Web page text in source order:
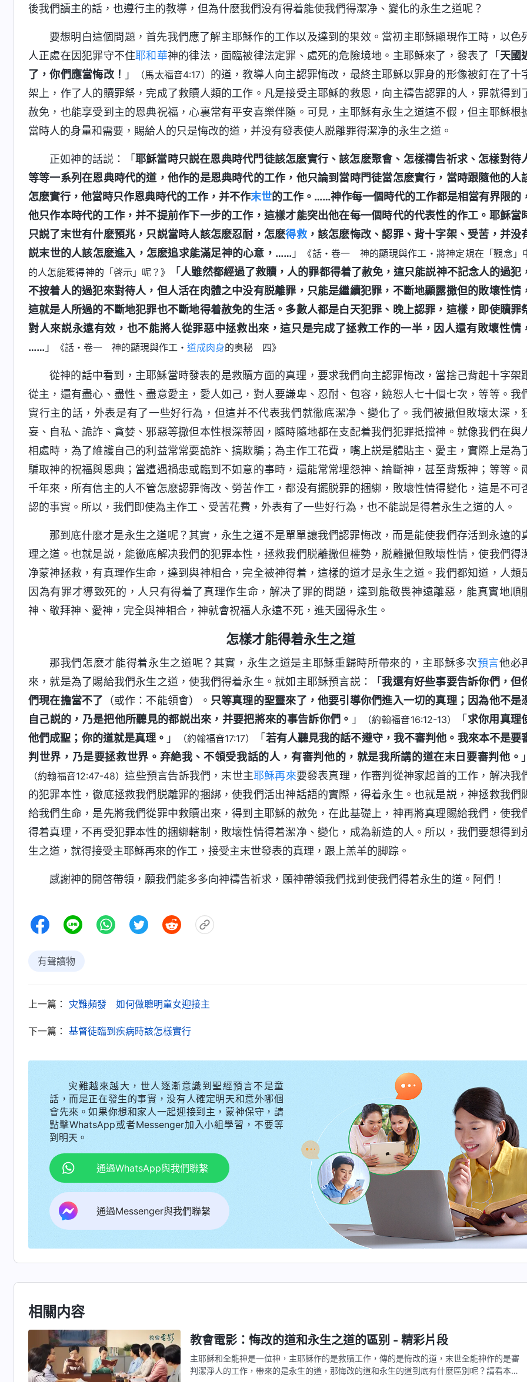
後我們讀主的話，也遵行主的教導，但為什麽我們没有得着能使我們得潔净、變化的永生之道呢？
要想明白這個問題，首先我們應了解主耶穌作的工作以及達到的果效。當初主耶穌顯現作工時，以色
人正處在因犯罪守不住耶和華神的律法，面臨被律法定罪、處死的危險境地。主耶穌來了，發表了「 天國
了，你們應當悔改！ 」 （馬太福音4:17） 的道，教導人向主認罪悔改，最終主耶穌以罪身的形像被釘在了十
架上，作了人的贖罪祭，完成了救贖人類的工作。凡是接受主耶穌的救恩，向主禱告認罪的人，罪就得到
赦免，也能享受到主的恩典祝福，心裏常有平安喜樂伴隨。可見，主耶穌有永生之道這不假，但主耶穌根
當時人的身量和需要，賜給人的只是悔改的道，并没有發表使人脱離罪得潔净的永生之道。
正如神的話説：「 耶穌當時只説在恩典時代門徒該怎麽實行、該怎麽聚會、怎樣禱告祈求、怎樣對待
等等一系列在恩典時代的道，他作的是恩典時代的工作，他只論到當時門徒當怎麽實行，當時跟隨他的人
怎麽實行，他當時只作恩典時代的工作，并不作末世的工作。……神作每一個時代的工作都是相當有界限的
他只作本時代的工作，并不提前作下一步的工作，這樣才能突出他在每一個時代的代表性的作工。耶穌當
只説了末世有什麽預兆，只説當時人該怎麽忍耐，怎麽得救，該怎麽悔改、認罪、背十字架、受苦，并没
説末世的人該怎麽進入，怎麽追求能滿足神的心意，……」
《話・卷一 神的顯現與作工・將神定規在「觀念」
的人怎能獲得神的「啓示」呢？》
「 人雖然都經過了救贖，人的罪都得着了赦免，這只能説神不記念人的過犯
不按着人的過犯來對待人，但人活在肉體之中没有脱離罪，只能是繼續犯罪，不斷地顯露撒但的敗壞性情
這就是人所過的不斷地犯罪也不斷地得着赦免的生活。多數人都是白天犯罪、晚上認罪，這樣，即使贖罪
對人來説永遠有效，也不能將人從罪惡中拯救出來，這只是完成了拯救工作的一半，因人還有敗壞性情
…… 」 《話・卷一 神的顯現與作工・ 道成肉身的奥秘 四》
從神的話中看到，主耶穌當時發表的是救贖方面的真理，要求我們向主認罪悔改，當捨己背起十字架
從主，還有盡心、盡性、盡意愛主，愛人如己，對人要謙卑、忍耐、包容，饒恕人七十個七次，等等。我
實行主的話，外表是有了一些好行為，但這并不代表我們就徹底潔净、變化了。我們被撒但敗壞太深，
妄、自私、詭詐、貪婪、邪惡等撒但本性根深蒂固，隨時隨地都在支配着我們犯罪抵擋神。就像我們在與
相處時，為了維護自己的利益常常耍詭詐、搞欺騙；為主作工花費，嘴上説是體貼主、愛主，實際上是為
騙取神的祝福與恩典；當遭遇禍患或臨到不如意的事時，還能常常埋怨神、論斷神，甚至背叛神；等等。
千年來，所有信主的人不管怎麽認罪悔改、勞苦作工，都没有擺脱罪的捆綁，敗壞性情得變化，這是不可
認的事實。所以，我們即使為主作工、受苦花費，外表有了一些好行為，也不能説是得着永生之道的人。
那到底什麽才是永生之道呢？其實，永生之道不是單單讓我們認罪悔改，而是能使我們存活到永遠的
理之道。也就是説，能徹底解决我們的犯罪本性，拯救我們脱離撒但權勢，脱離撒但敗壞性情，使我們得
净蒙神拯救，有真理作生命，達到與神相合，完全被神得着，這樣的道才是永生之道。我們都知道，人類
因為有罪才導致死的，人只有得着了真理作生命，解决了罪的問題，達到能敬畏神遠離惡，能真實地順
神、敬拜神、愛神，完全與神相合，神就會祝福人永遠不死，進天國得永生。
怎樣才能得着永生之道
那我們怎麽才能得着永生之道呢？其實，永生之道是主耶穌重歸時所帶來的，主耶穌多次預言他必
來，就是為了賜給我們永生之道，使我們得着永生。就如主耶穌預言説：「我還有好些事要告訴你們，但
們現在擔當不了 （或作：不能領會）。 只等真理的聖靈來了，他要引導你們進入一切的真理；因為他不是
自己説的，乃是把他所聽見的都説出來，并要把將來的事告訴你們。 」 （約翰福音16:12-13） 「 求你用真理
他們成聖；你的道就是真理。 」 （約翰福音17:17） 「 若有人聽見我的話不遵守，我不審判他。我來本不是要
判世界，乃是要拯救世界。弃絶我、不領受我話的人，有審判他的，就是我所講的道在末日要審判他。 」
（約翰福音12:47-48）這些預言告訴我們，末世主耶穌再來要發表真理，作審判從神家起首的工作，解决我
的犯罪本性，徹底拯救我們脱離罪的捆綁，使我們活出神話語的實際，得着永生。也就是説，神拯救我們
給我們生命，是先將我們從罪中救贖出來，得到主耶穌的赦免，在此基礎上，神再將真理賜給我們，使我
得着真理，不再受犯罪本性的捆綁轄制，敗壞性情得着潔净、變化，成為新造的人。所以，我們要想得到
生之道，就得接受主耶穌再來的作工，接受主末世發表的真理，跟上羔羊的脚踪。
感謝神的開啓帶領，願我們能多多向神禱告祈求，願神帶領我們找到使我們得着永生的道。阿們！
有聲讀物
上一篇： 灾難頻發 如何做聰明童女迎接主
下一篇： 基督徒臨到疾病時該怎樣實行
灾難越來越大，世人逐漸意識到聖經預言不是童
話，而是正在發生的事實，没有人確定明天和意外哪個
會先來。如果你想和家人一起迎接到主，蒙神保守，請
點擊WhatsApp或者Messenger加入小組學習，不要等
到明天。
通過WhatsApp與我們聯繫
通過Messenger與我們聯繫
相關内容
教會電影：悔改的道和永生之道的區别 - 精彩片段
主耶穌和全能神是一位神，主耶穌作的是救贖工作，傳的是悔改的道，末世全能神作的是審
判潔淨人的工作，帶來的是永生的道，那悔改的道和永生的道到底有什麼區別呢？請看本短